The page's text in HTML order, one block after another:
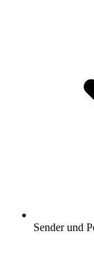
Sender und